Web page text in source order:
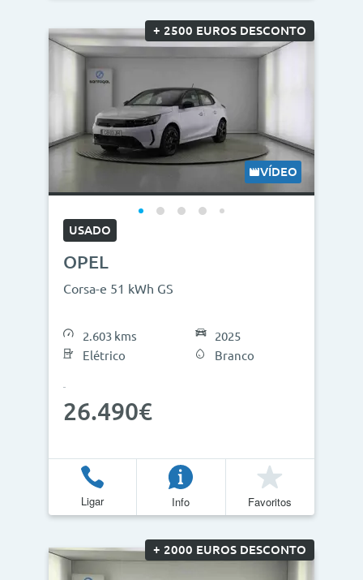
+ 2500 EUROS DESCONTO
VÍDEO
USADO
OPEL
Corsa-e 51 kWh GS
2.603 kms
Elétrico
2025
Branco
26.490€
Ligar Info Favoritos
+ 2000 EUROS DESCONTO